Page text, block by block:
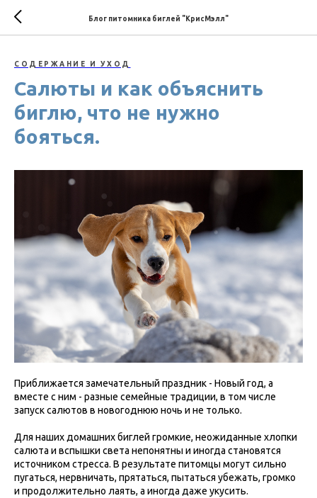
Блог питомника биглей "КрисМэлл"
СОДЕРЖАНИЕ И УХОД
Салюты и как объяснить
биглю, что не нужно
бояться.
Приближается замечательный праздник - Новый год, а
вместе с ним - разные семейные традиции, в том числе
запуск салютов в новогоднюю ночь и не только.
Для наших домашних биглей громкие, неожиданные хлопки
салюта и вспышки света непонятны и иногда становятся
источником стресса. В результате питомцы могут сильно
пугаться, нервничать, прятаться, пытаться убежать, громко
и продолжительно лаять, а иногда даже укусить.